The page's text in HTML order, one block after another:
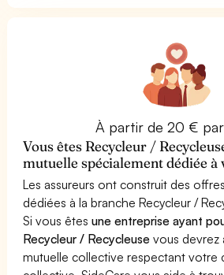
À partir de 20 €
Vous êtes Recycleur /
mutuelle spécialement dédiée à
Les assureurs ont construit des
dédiées à la branche Recycleur /
Si vous êtesune entreprise ayant
Recycleur / Recycleuse vous devrez
mutuelle collective respectant votre